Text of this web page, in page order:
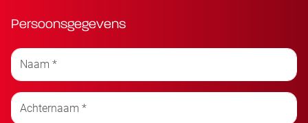
Persoonsgegevens